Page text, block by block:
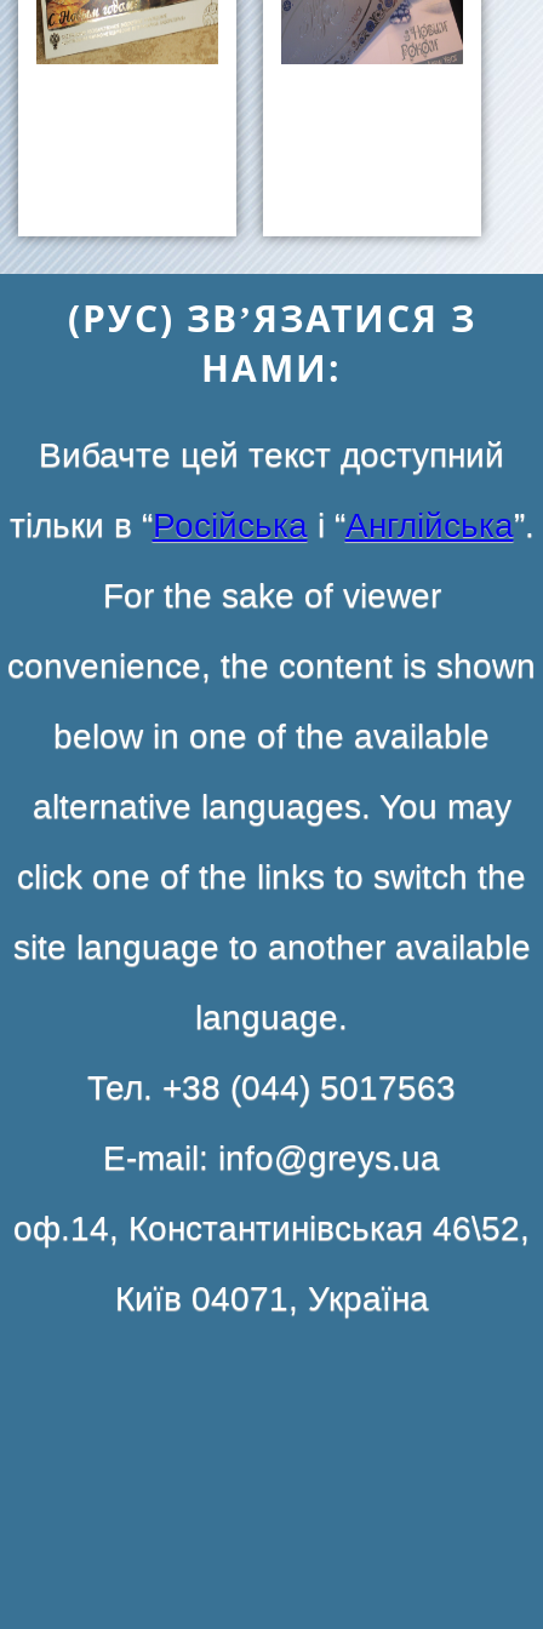
(РУС) ЗВ’ЯЗАТИСЯ З
НАМИ:
Вибачте цей текст доступний
тільки в “Російськаі “Англійська”.
For the sake of viewer
convenience, the content is shown
below in one of the available
alternative languages. You may
click one of the links to switch the
site language to another available
language.
Тел. +38 (044) 5017563
E-mail: info@greys.ua
оф.14, Константинівськая 46\52,
Київ 04071, Україна